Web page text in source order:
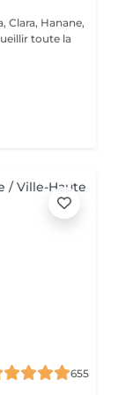
Clara, Hanane,
toute la
655